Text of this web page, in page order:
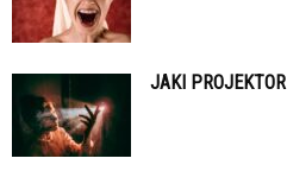
JAKI